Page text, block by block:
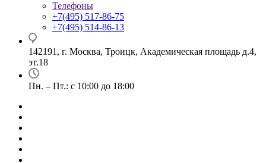
Телефоны
+7(495) 517-86-75
+7(495) 514-86-13
142191, г. Москва, Троицк, Академическая площадь д.4,
эт.18
Пн. – Пт.: с 10:00 до 18:00